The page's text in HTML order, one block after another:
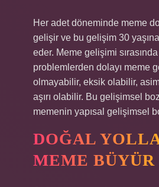
Her adet döneminde meme
gelişir ve bu gelişim 30
eder. Meme gelişimi
problemlerden dolayı meme
olmayabilir, eksik olabilir,
aşırı olabilir. Bu gelişimsel
memenin yapısal gelişimsel
DOĞAL
MEME BÜYÜR